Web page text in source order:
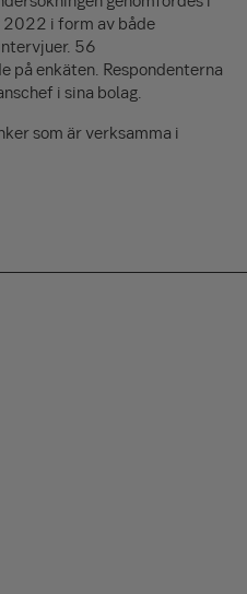
2022 i form av både
56
på enkäten. Respondenterna
i sina bolag.
som är verksamma i